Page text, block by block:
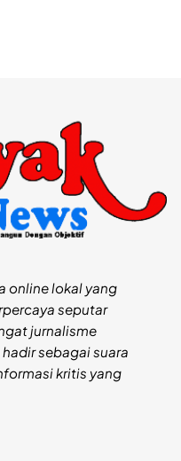
online lokal yang
seputar
jurnalisme
sebagai suara
kritis yang